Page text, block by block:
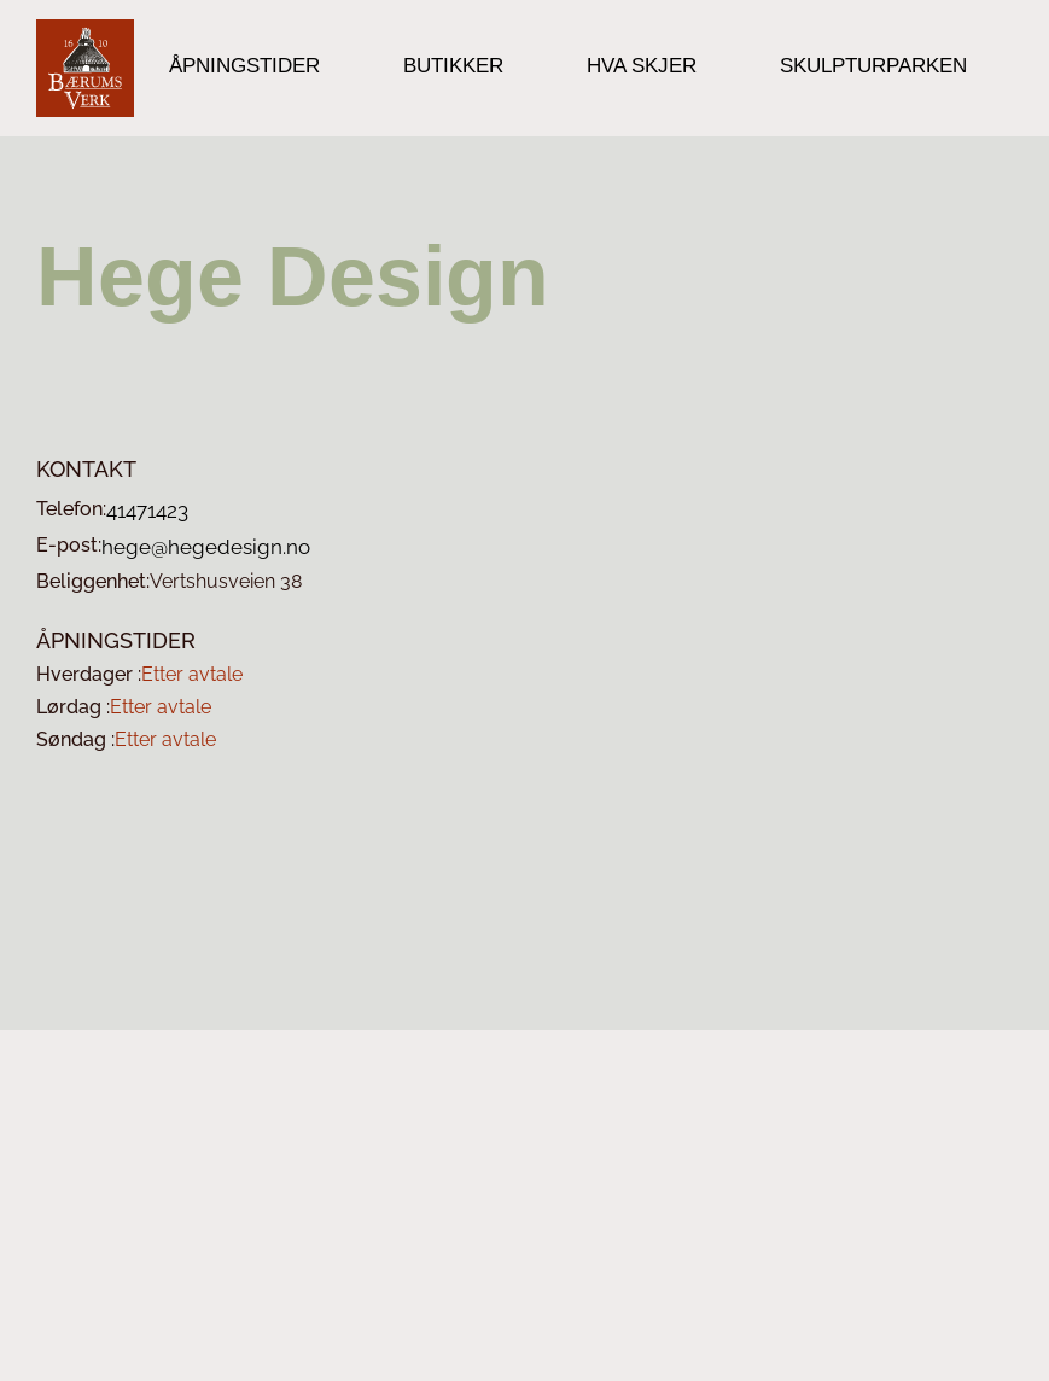
ÅPNINGSTIDER BUTIKKER HVA SKJER SKULPTURPARKEN
Hege Design
KONTAKT
Telefon:41471423
E-post:hege@hegedesign.no
Beliggenhet:Vertshusveien 38
ÅPNINGSTIDER
Hverdager :Etter avtale
Lørdag :Etter avtale
Søndag :Etter avtale